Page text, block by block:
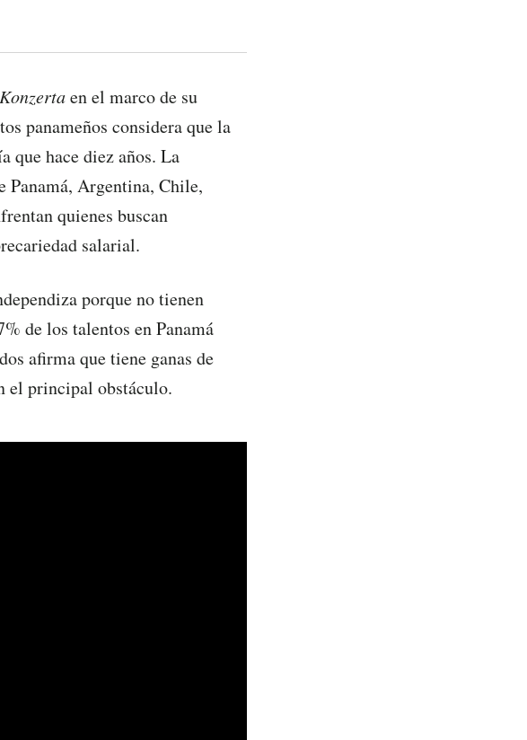
Konzertaen el marco de su
panameños considera que la
que hace diez años. La
Panamá, Argentina, Chile,
quienes buscan
salarial.
porque no tienen
de los talentos en Panamá
afirma que tiene ganas de
el principal obstáculo.